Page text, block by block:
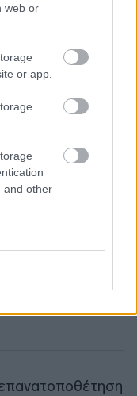
web or
or app.
and other